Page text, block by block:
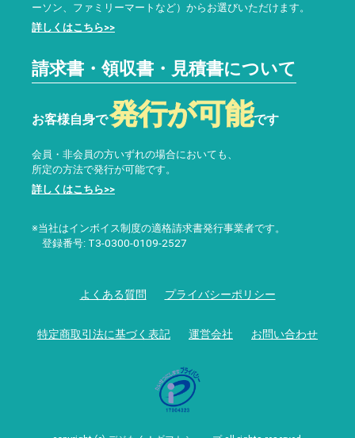
ーソン、ファミリーマートなど）からお選びいただけます。
詳しくはこちら>>
請求書・領収書・見積書について
お客様自身で発行が可能です
会員・非会員の方いずれの場合においても、
所定の方法で発行が可能です。
詳しくはこちら>>
※当社はインボイス制度の適格請求書発行事業者です。
登録番号: T3-0300-0109-2527
よくある質問 プライバシーポリシー
特定商取引法に基づく表記 運営会社 お問い合わせ